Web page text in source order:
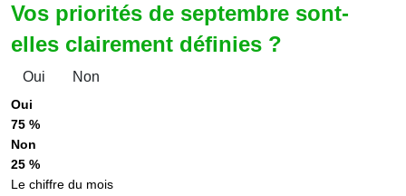
Vos priorités de septembre sont-
elles clairement définies ?
Oui Non
Oui
75 %
Non
25 %
Le chiffre du mois